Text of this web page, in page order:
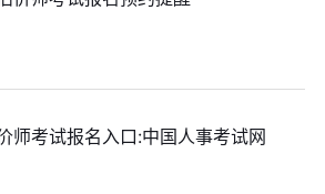
师考试报名入口:中国人事考试网